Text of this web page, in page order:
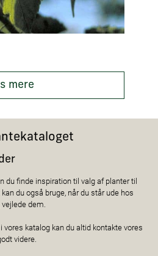
mere
du finde inspiration til valg af planter til
du også bruge, når du står ude hos
dem.
vores katalog kan du altid kontakte vores
videre.